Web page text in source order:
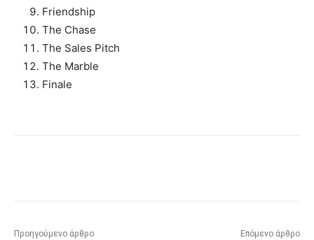
Friendship
The Chase
The Sales Pitch
The Marble
Finale
Προηγούμενο άρθρο Επόμενο άρθρο